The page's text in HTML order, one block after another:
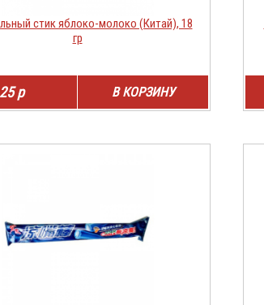
стик яблоко-молоко (Китай), 18
гр
25 р В КОРЗИНУ